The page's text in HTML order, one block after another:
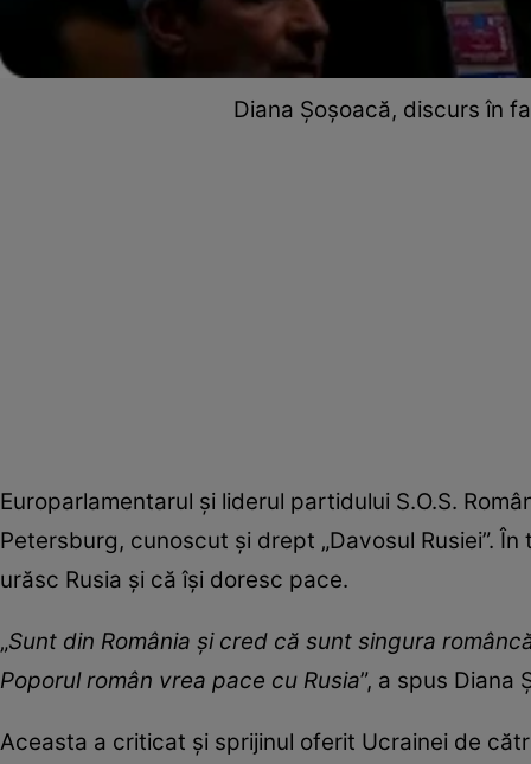
Diana Șoșoacă, discurs în
Europarlamentarul și liderul partidului S.O.S.
Petersburg, cunoscut și drept „Davosul Rusiei”.
urăsc Rusia și că își doresc pace.
„Sunt din România și cred că sunt singura
Poporul român vrea pace cu Rusia”, a spus Diana
Aceasta a criticat și sprijinul oferit Ucrainei de